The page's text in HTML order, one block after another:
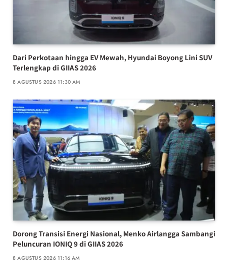
Dari Perkotaan hingga EV Mewah, Hyundai Boyong Lini SUV
Terlengkap di GIIAS 2026
8 AGUSTUS 2026 11:30 AM
Dorong Transisi Energi Nasional, Menko Airlangga Sambangi
Peluncuran IONIQ 9 di GIIAS 2026
8 AGUSTUS 2026 11:16 AM